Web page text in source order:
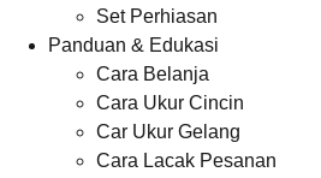
Set Perhiasan
Panduan & Edukasi
Cara Belanja
Cara Ukur Cincin
Car Ukur Gelang
Cara Lacak Pesanan